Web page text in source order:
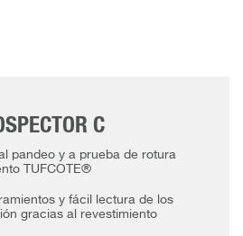
C
pandeo y a prueba de rotura
TUFCOTE®
y fácil lectura de los
gracias al revestimiento